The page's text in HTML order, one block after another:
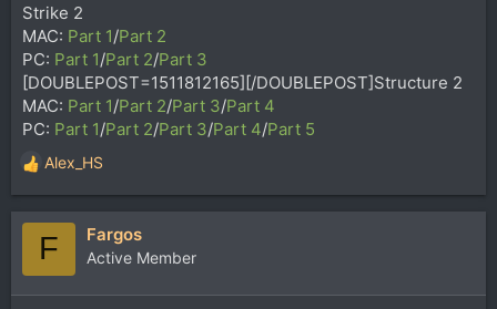
Strike 2
MAC: Part 1/Part 2
PC: Part 1/Part 2/Part 3
[DOUBLEPOST=1511812165][/DOUBLEPOST]Structure 2
MAC: Part 1/Part 2/Part 3/Part 4
PC: Part 1/Part 2/Part 3/Part 4/Part 5
Р
е
а
и
и
Alex_HS
F Fargos
Active Member